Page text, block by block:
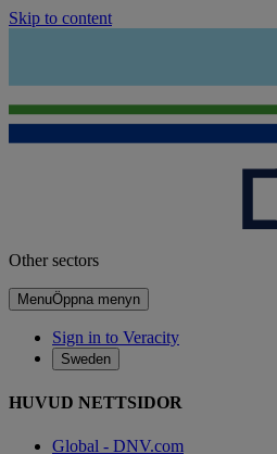
Skip to content
Other sectors
MenuÖppna menyn
Sign in to Veracity
Sweden
HUVUD NETTSIDOR
Global - DNV.com